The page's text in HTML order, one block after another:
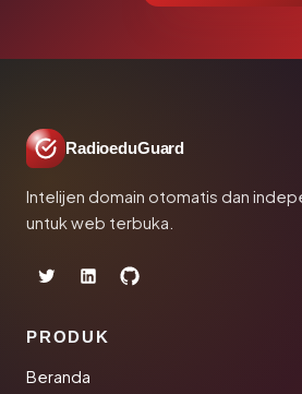
RadioeduGuard
Intelijen domain otomatis dan
untuk web terbuka.
PRODUK
Beranda